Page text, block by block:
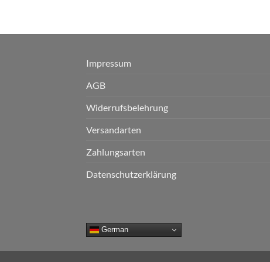
Impressum
AGB
Widerrufsbelehrung
Versandarten
Zahlungsarten
Datenschutzerklärung
German